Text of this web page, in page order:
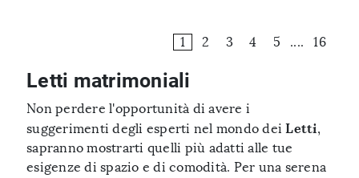
1 2 3 4 5 .... 16
Letti matrimoniali
Non perdere l'opportunità di avere i
suggerimenti degli esperti nel mondo deiLetti,
sapranno mostrarti quelli più adatti alle tue
esigenze di spazio e di comodità. Per una serena